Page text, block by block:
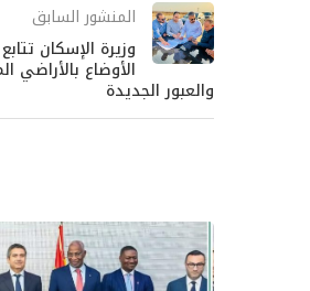
المنشور السابق
وزيرة الإسكان
الأوضاع بالأراضي
والعبور الجديدة